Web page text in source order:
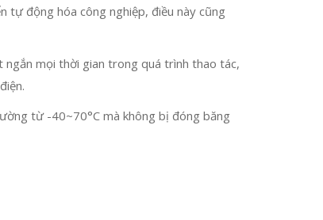
tự động hóa công nghiệp, điều này cũng
ngắn mọi thời gian trong quá trình thao tác,
từ -40~70°C mà không bị đóng băng